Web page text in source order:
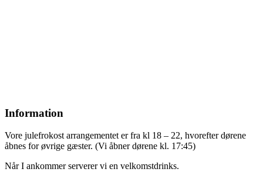
Information
Vore julefrokost arrangementet er fra kl 18 – 22, hvorefter dørene
åbnes for øvrige gæster. (Vi åbner dørene kl. 17:45)
Når I ankommer serverer vi en velkomstdrinks.